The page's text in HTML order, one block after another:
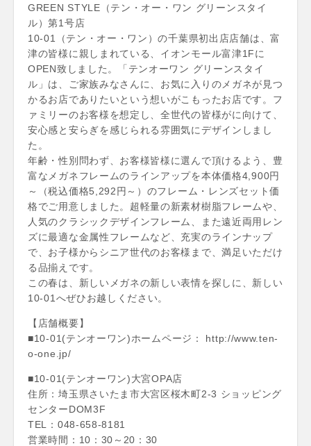
GREEN STYLE（テン・オー・ワン グリーンスタイ
ル）第1号店
10-01（テン・オー・ワン）の千葉県初出店店舗は、富
津の皆様に親しまれている、イオンモール富津1Fに
OPEN致しました。「テンオーワン グリーンスタイ
ル」は、ご家族みなさんに、お気に入りのメガネが見つ
かるお店でありたいという想いがこもったお店です。フ
ァミリーのお客様を想定し、全世代の皆様がに向けて、
安心感と安らぎを感じられる雰囲気にデザインしまし
た。
年齢・性別問わず、お客様皆様に選んで頂けるよう、豊
富なメガネフレームのラインアップを本体価格4,900円
～（税込価格5,292円～）のフレーム・レンズセット価
格でご用意しました。超軽量の新素材樹脂フレームや、
人気のクラシックデザインフレーム、また遠近両用レン
ズに最適な金属性フレームなど、充実のラインナップ
で、お子様からシニア世代のお客様まで、満足いただけ
る品揃えです。
この春は、新しいメガネの新しい表情を探しに、新しい
10-01へぜひお越しください。
【店舗概要】
■10-01(テンオーワン)ホームページ： http://www.ten-
o-one.jp/
■10-01(テンオーワン)大宮OPA店
住所：埼玉県さいたま市大宮区桜木町2-3 ショッピング
センターDOM3F
TEL：048-658-8181
営業時間：10：30～20：30